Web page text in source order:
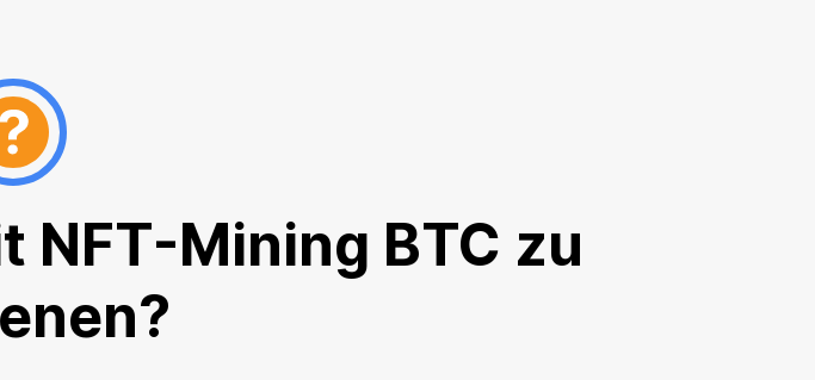
NFT-Mining BTC zu